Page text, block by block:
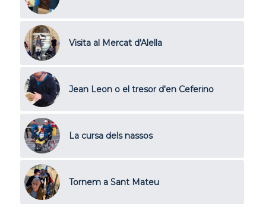
Visita al Mercat d'Alella
Jean Leon o el tresor d'en Ceferino
La cursa dels nassos
Tornem a Sant Mateu